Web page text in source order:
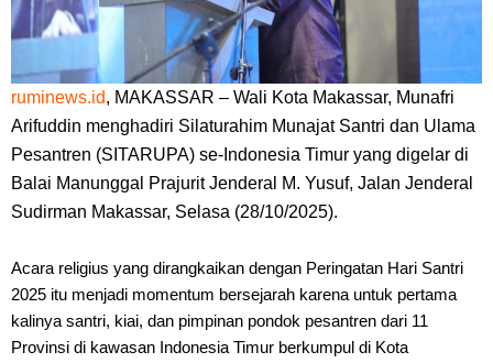
ruminews.id, MAKASSAR – Wali Kota Makassar, Munafri
Arifuddin menghadiri Silaturahim Munajat Santri dan Ulama
Pesantren (SITARUPA) se-Indonesia Timur yang digelar di
Balai Manunggal Prajurit Jenderal M. Yusuf, Jalan Jenderal
Sudirman Makassar, Selasa (28/10/2025).
Acara religius yang dirangkaikan dengan Peringatan Hari Santri
2025 itu menjadi momentum bersejarah karena untuk pertama
kalinya santri, kiai, dan pimpinan pondok pesantren dari 11
Provinsi di kawasan Indonesia Timur berkumpul di Kota